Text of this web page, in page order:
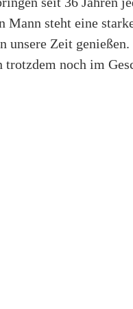
steht eine
unsere Zeit genießen.
trotzdem noch im